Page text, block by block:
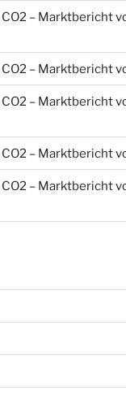
– Marktbericht
– Marktbericht
– Marktbericht
– Marktbericht
– Marktbericht